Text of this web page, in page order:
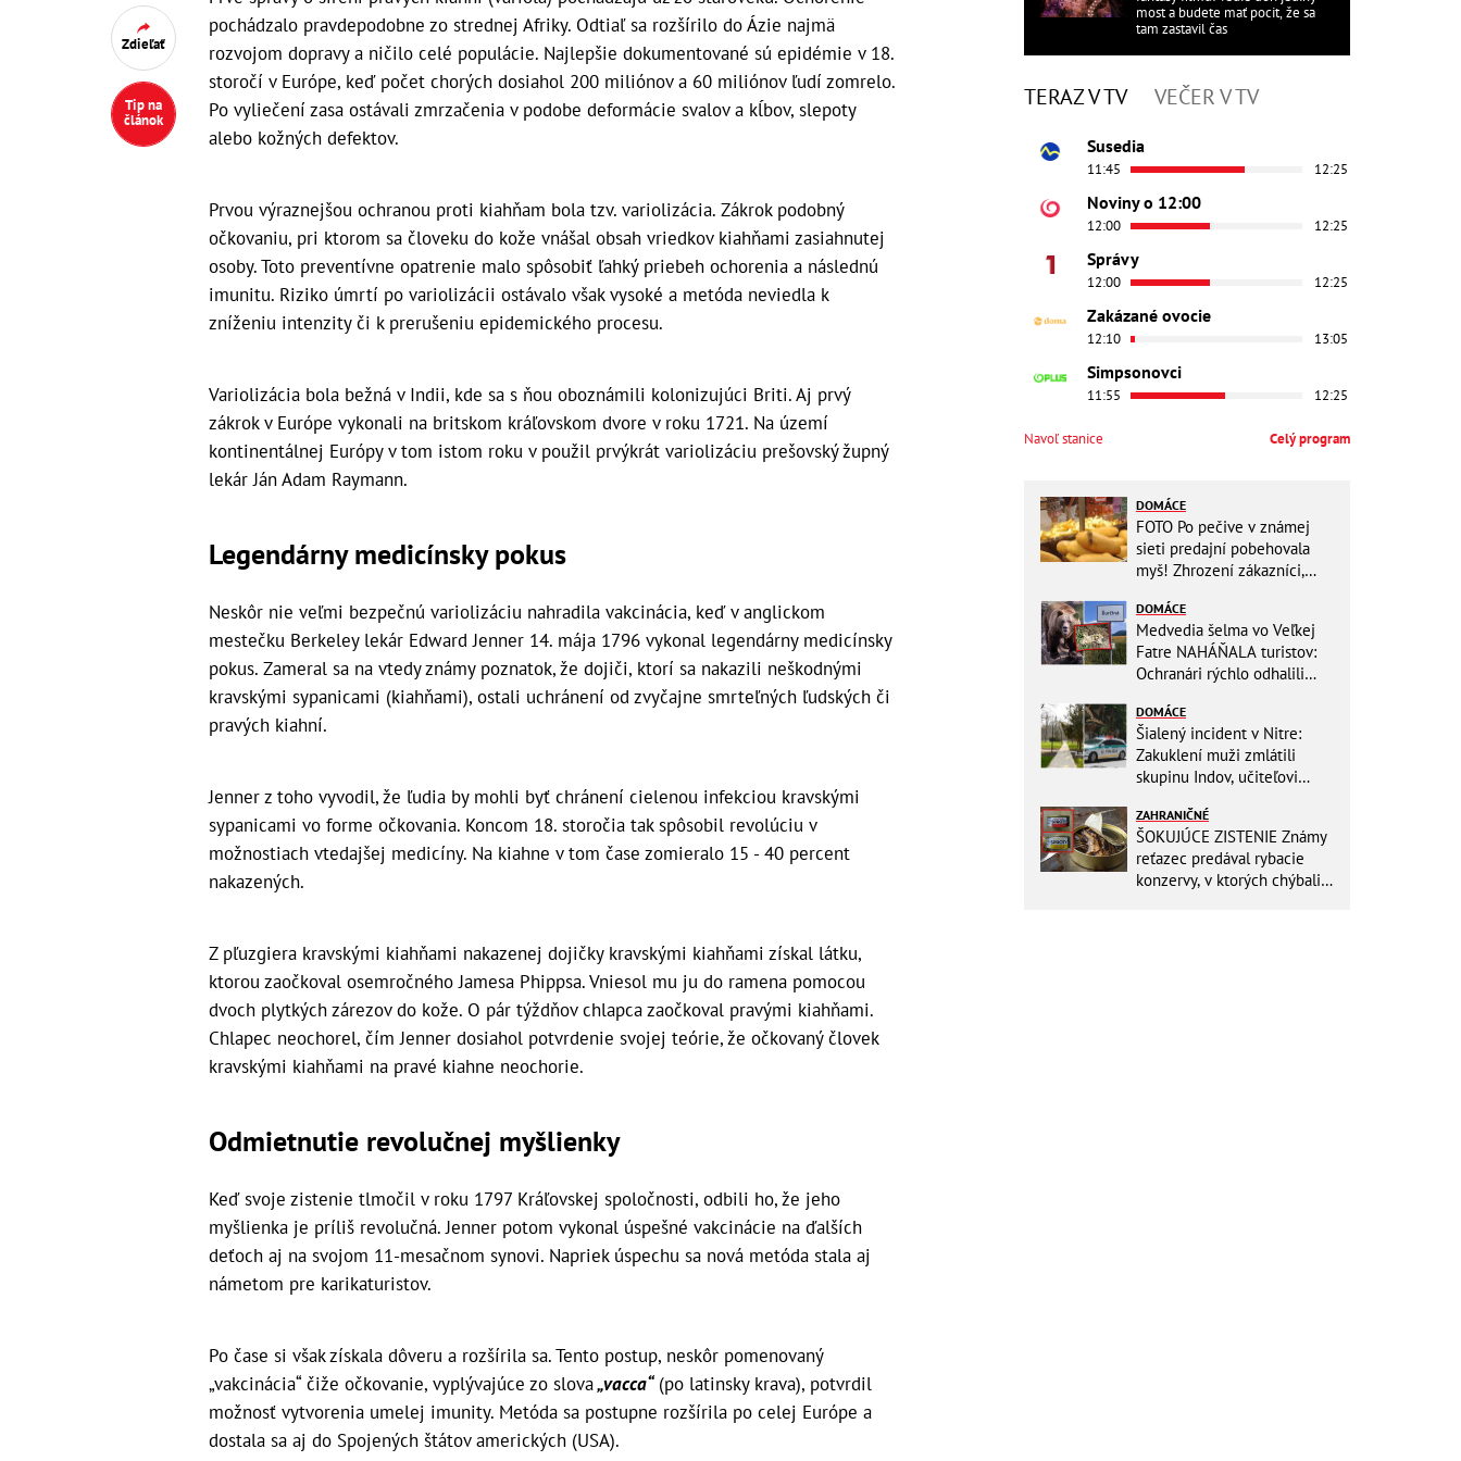
Zdieľať
Tip na
článok
pochádzalo pravdepodobne zo strednej Afriky. Odtiaľ sa rozšírilo do Ázie najmä
rozvojom dopravy a ničilo celé populácie. Najlepšie dokumentované sú epidémie v 18.
storočí v Európe, keď počet chorých dosiahol 200 miliónov a 60 miliónov ľudí zomrelo.
Po vyliečení zasa ostávali zmrzačenia v podobe deformácie svalov a kĺbov, slepoty
alebo kožných defektov.
Prvou výraznejšou ochranou proti kiahňam bola tzv. variolizácia. Zákrok podobný
očkovaniu, pri ktorom sa človeku do kože vnášal obsah vriedkov kiahňami zasiahnutej
osoby. Toto preventívne opatrenie malo spôsobiť ľahký priebeh ochorenia a následnú
imunitu. Riziko úmrtí po variolizácii ostávalo však vysoké a metóda neviedla k
zníženiu intenzity či k prerušeniu epidemického procesu.
Variolizácia bola bežná v Indii, kde sa s ňou oboznámili kolonizujúci Briti. Aj prvý
zákrok v Európe vykonali na britskom kráľovskom dvore v roku 1721. Na území
kontinentálnej Európy v tom istom roku v použil prvýkrát variolizáciu prešovský župný
lekár Ján Adam Raymann.
Legendárny medicínsky pokus
Neskôr nie veľmi bezpečnú variolizáciu nahradila vakcinácia, keď v anglickom
mestečku Berkeley lekár Edward Jenner 14. mája 1796 vykonal legendárny medicínsky
pokus. Zameral sa na vtedy známy poznatok, že dojiči, ktorí sa nakazili neškodnými
kravskými sypanicami (kiahňami), ostali uchránení od zvyčajne smrteľných ľudských či
pravých kiahní.
Jenner z toho vyvodil, že ľudia by mohli byť chránení cielenou infekciou kravskými
sypanicami vo forme očkovania. Koncom 18. storočia tak spôsobil revolúciu v
možnostiach vtedajšej medicíny. Na kiahne v tom čase zomieralo 15 - 40 percent
nakazených.
Z pľuzgiera kravskými kiahňami nakazenej dojičky kravskými kiahňami získal látku,
ktorou zaočkoval osemročného Jamesa Phippsa. Vniesol mu ju do ramena pomocou
dvoch plytkých zárezov do kože. O pár týždňov chlapca zaočkoval pravými kiahňami.
Chlapec neochorel, čím Jenner dosiahol potvrdenie svojej teórie, že očkovaný človek
kravskými kiahňami na pravé kiahne neochorie.
Odmietnutie revolučnej myšlienky
Keď svoje zistenie tlmočil v roku 1797 Kráľovskej spoločnosti, odbili ho, že jeho
myšlienka je príliš revolučná. Jenner potom vykonal úspešné vakcinácie na ďalších
deťoch aj na svojom 11-mesačnom synovi. Napriek úspechu sa nová metóda stala aj
námetom pre karikaturistov.
Po čase si však získala dôveru a rozšírila sa. Tento postup, neskôr pomenovaný
„vakcinácia“ čiže očkovanie, vyplývajúce zo slova„vacca“(po latinsky krava), potvrdil
možnosť vytvorenia umelej imunity. Metóda sa postupne rozšírila po celej Európe a
dostala sa aj do Spojených štátov amerických (USA).
most a budete mať pocit, že sa
tam zastavil čas
TERAZ V TV VEČER V TV
Susedia
11:45 12:25
Noviny o 12:00
12:00 12:25
Správy
12:00 12:25
Zakázané ovocie
12:10 13:05
Simpsonovci
11:55 12:25
Navoľ stanice Celý program
DOMÁCE
FOTO Po pečive v známej
sieti predajní pobehovala
myš! Zhrození zákazníci,
DOMÁCE
Medvedia šelma vo Veľkej
Fatre NAHÁŇALA turistov:
Ochranári rýchlo odhalili
DOMÁCE
Šialený incident v Nitre:
Zakuklení muži zmlátili
skupinu Indov, učiteľovi
tvár!
ZAHRANIČNÉ
ŠOKUJÚCE ZISTENIE Známy
reťazec predával rybacie
konzervy, v ktorých chýbali